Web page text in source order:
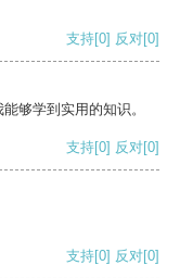
支持[0] 反对[0]
够学到实用的知识。
支持[0] 反对[0]
支持[0] 反对[0]